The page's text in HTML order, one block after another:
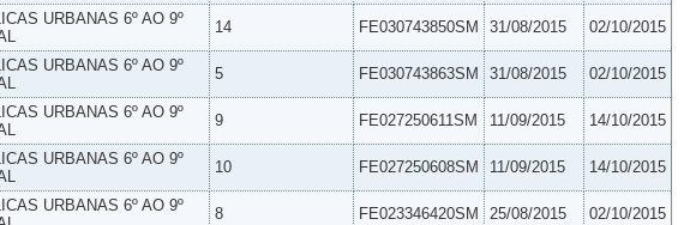
URBANAS 6º AO 9º
14 FE030743850SM 31/08/2015 02/10/2015
URBANAS 6º AO 9º
5 FE030743863SM 31/08/2015 02/10/2015
URBANAS 6º AO 9º
9 FE027250611SM 11/09/2015 14/10/2015
URBANAS 6º AO 9º
10 FE027250608SM 11/09/2015 14/10/2015
URBANAS 6º AO 9º
8 FE023346420SM 25/08/2015 02/10/2015